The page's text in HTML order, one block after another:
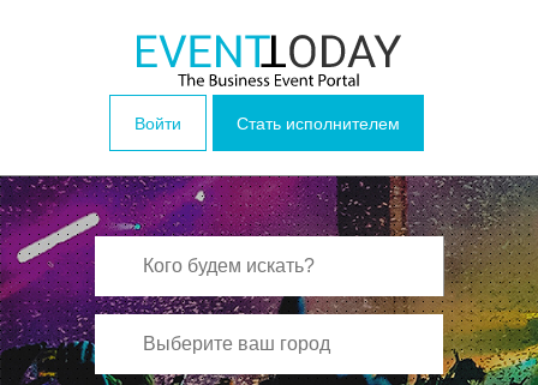
Войти Стать исполнителем